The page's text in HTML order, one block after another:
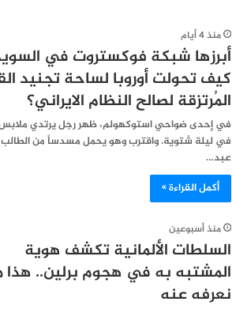
منذ 4 أيام
أبرزها شبكة فوكستروت في
كيف تحولت أوروبا لساحة تجنيد
المُرتزقة لصالح النظام الايراني؟
في إحدى ضواحي استوكهولم، ظهر رجل يرتدي
في ليلة شتوية. واقترب وهو يحمل مسدساً من الطالب
عبد…
أكمل القراءة »
منذ أسبوعين
السلطات الألمانية تكشف هوية
المشتبه به في هجوم برلين.. هذا
نعرفه عنه